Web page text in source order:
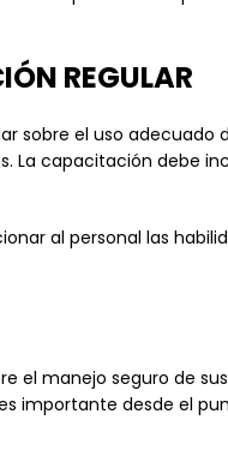
REGULAR
sobre el uso adecuado
La capacitación debe
al personal las
el manejo seguro de
importante desde el